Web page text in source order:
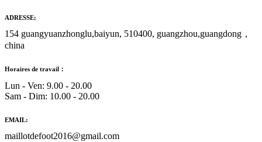
ADRESSE:
154 guangyuanzhonglu,baiyun, 510400, guangzhou,guangdong，
china
Horaires de travail：
Lun - Ven: 9.00 - 20.00
Sam - Dim: 10.00 - 20.00
EMAIL:
maillotdefoot2016@gmail.com